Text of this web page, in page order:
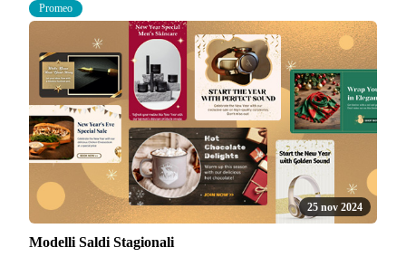
Promeo
25 nov 2024
Modelli Saldi Stagionali